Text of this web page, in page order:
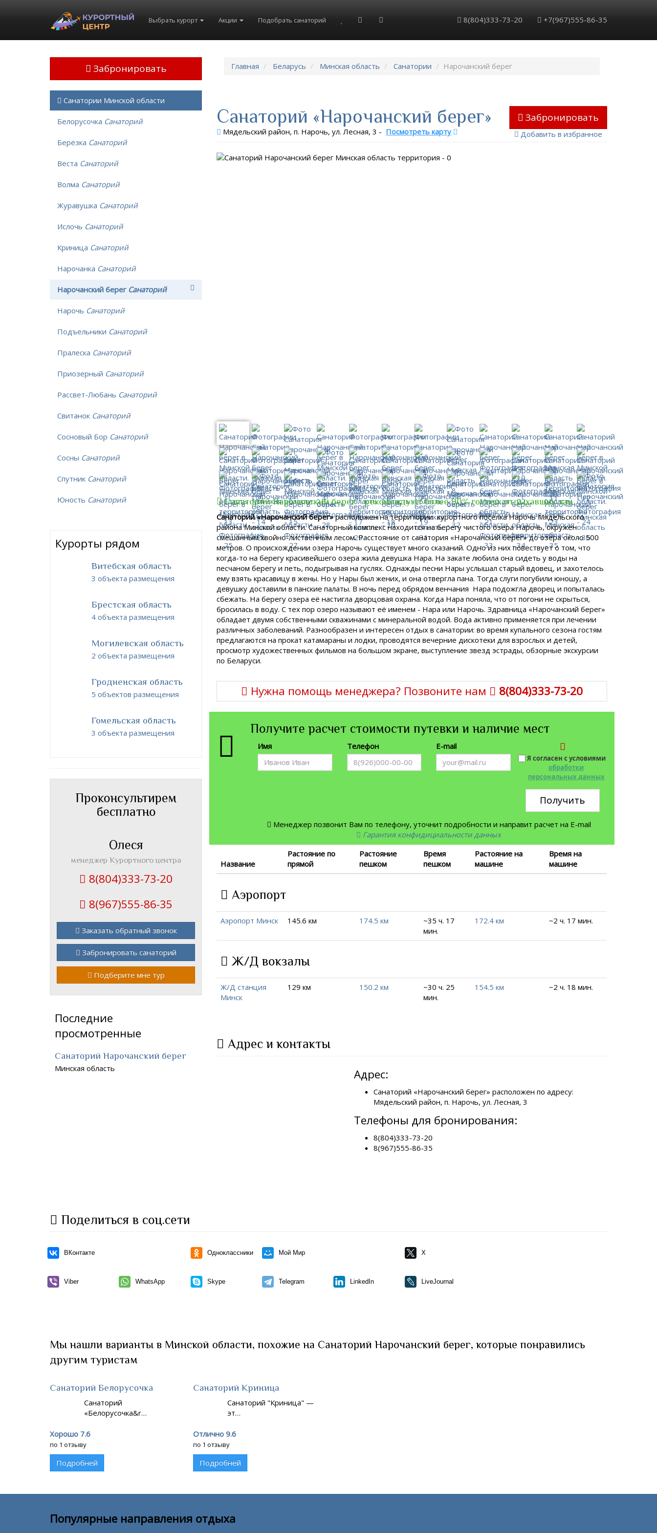
Выбрать курорт Акции Подобрать санаторий 8(804)333-73-20 +7(967)555-86-35
Главная Беларусь Минская область Санатории Нарочанский берег
Забронировать
Добавить в избранное
Санаторий «Нарочанский берег»
Мядельский район, п. Нарочь, ул. Лесная, 3 - Посмотреть карту
Санаторий Нарочанский берег - рекомендуют более 90% гостей, отдыхавших там
Санаторий «Нарочанский берег»расположен на территории курортного поселка Нарочь Мядельского
района Минской области. Санаторный комплекс находится на берегу чистого озера Нарочь, окружен
смешанным хвойно-лиственным лесом. Расстояние от санатория «Нарочанский берег» до озера около 500
метров. О происхождении озера Нарочь существует много сказаний. Одно из них повествует о том, что
когда-то на берегу красивейшего озера жила девушка Нара. На закате любила она сидеть у воды на
песчаном берегу и петь, подыгрывая на гуслях. Однажды песни Нары услышал старый вдовец, и захотелось
ему взять красавицу в жены. Но у Нары был жених, и она отвергла пана. Тогда слуги погубили юношу, а
девушку доставили в панские палаты. В ночь перед обрядом венчания Нара подожгла дворец и попыталась
сбежать. На берегу озера её настигла дворцовая охрана. Когда Нара поняла, что от погони не скрыться,
бросилась в воду. С тех пор озеро называют её именем - Нара или Нарочь. Здравница «Нарочанский берег»
обладает двумя собственными скважинами с минеральной водой. Вода активно применяется при лечении
различных заболеваний. Разнообразен и интересен отдых в санатории: во время купального сезона гостям
предлагаются на прокат катамараны и лодки, проводятся вечерние дискотеки для взрослых и детей,
просмотр художественных фильмов на большом экране, выступление звезд эстрады, обзорные экскурсии
по Беларуси.
Нужна помощь менеджера? Позвоните нам 8(804)333-73-20
Получите расчет стоимости путевки и наличие мест
Имя Телефон E-mail
Я согласен с условиями
обработки
персональных данных
Получить
Менеджер позвонит Вам по телефону, уточнит подробности и направит расчет на E-mail
Гарантия конфидициальности данных
Название
Растояние по
прямой
Растояние
пешком
Время
пешком
Растояние на
машине
Время на
машине
Аэропорт
Аэропорт Минск 145.6 км 174.5 км
~35 ч. 17
мин.
172.4 км ~2 ч. 17 мин.
Ж/Д вокзалы
Ж/Д станция
Минск
129 км 150.2 км
~30 ч. 25
мин.
154.5 км ~2 ч. 18 мин.
Адрес и контакты
Адрес:
Санаторий «Нарочанский берег» расположен по адресу:
Мядельский район, п. Нарочь, ул. Лесная, 3
Телефоны для бронирования:
8(804)333-73-20
8(967)555-86-35
Забронировать
Санатории Минской области
Белорусочка Санаторий
Берёзка Санаторий
Веста Санаторий
Волма Санаторий
Журавушка Санаторий
Ислочь Санаторий
Криница Санаторий
Нарочанка Санаторий
Нарочанский берег Санаторий
Нарочь Санаторий
Подъельники Санаторий
Пралеска Санаторий
Приозерный Санаторий
Рассвет-Любань Санаторий
Свитанок Санаторий
Сосновый Бор Санаторий
Сосны Санаторий
Спутник Санаторий
Юность Санаторий
Курорты рядом
Витебская область
3 объекта размещения
Брестская область
4 объекта размещения
Могилевская область
2 объекта размещения
Гродненская область
5 объектов размещения
Гомельская область
3 объекта размещения
Проконсультирем
бесплатно
Олеся
менеджер Курортного центра
8(804)333-73-20
8(967)555-86-35
Заказать обратный звонок
Забронировать санаторий
Подберите мне тур
Последние
просмотренные
Санаторий Нарочанский берег
Минская область
Поделиться в соц.сети
ВКонтакте Одноклассники Мой Мир X
Viber WhatsApp Skype Telegram LinkedIn LiveJournal
Мы нашли варианты в Минской области, похожие на Санаторий Нарочанский берег, которые понравились
другим туристам
Санаторий Белорусочка
Санаторий
«Белорусочка&r…
Хорошо 7.6
по 1 отзыву
Подробней
Санаторий Криница
Санаторий "Криница" —
эт…
Отлично 9.6
по 1 отзыву
Подробней
Популярные направления отдыха